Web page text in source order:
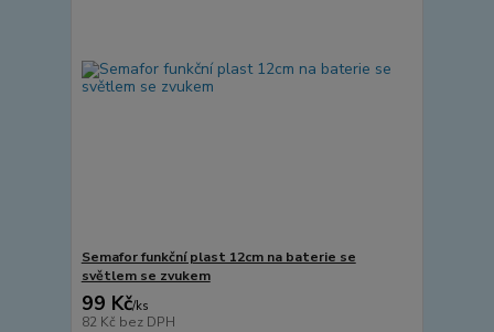
Semafor funkční plast 12cm na baterie se
světlem se zvukem
99 Kč/ks
82 Kč bez DPH